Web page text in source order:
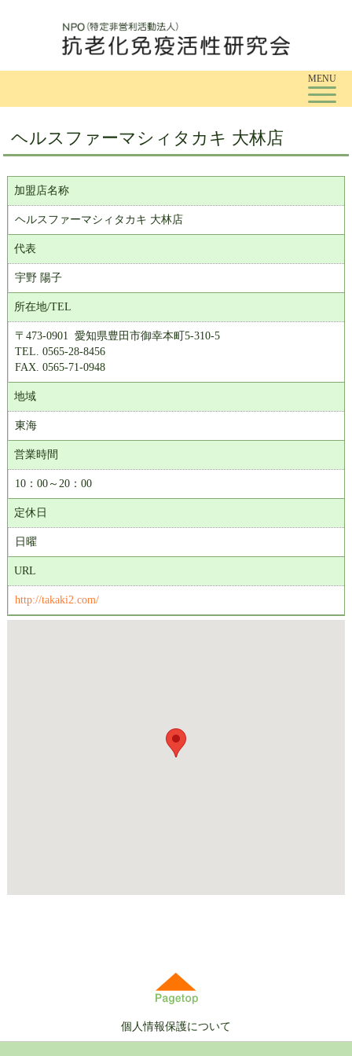
MENU
ヘルスファーマシィタカキ 大林店
加盟店名称
ヘルスファーマシィタカキ 大林店
代表
宇野 陽子
所在地/TEL
〒473-0901 愛知県豊田市御幸本町5-310-5
TEL. 0565-28-8456
FAX. 0565-71-0948
地域
東海
営業時間
10：00～20：00
定休日
日曜
URL
http://takaki2.com/
個人情報保護について